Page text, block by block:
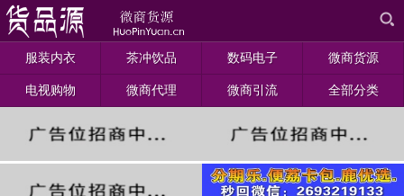
服装内衣 茶冲饮品 数码电子 微商货源
电视购物 微商代理 微商引流 全部分类